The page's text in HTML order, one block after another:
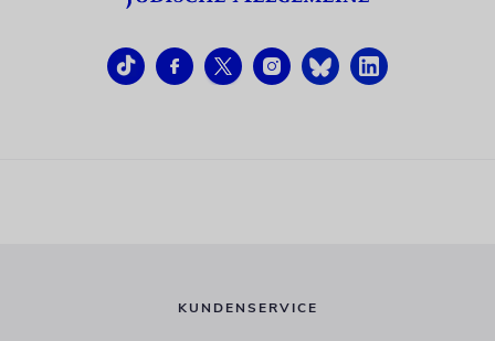
KUNDENSERVICE